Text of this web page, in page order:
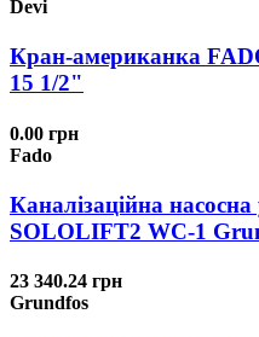
Devi
Кран-американка
15 1/2"
0.00 грн
Fado
Каналізаційна насосна
SOLOLIFT2 WC-1
23 340.24 грн
Grundfos